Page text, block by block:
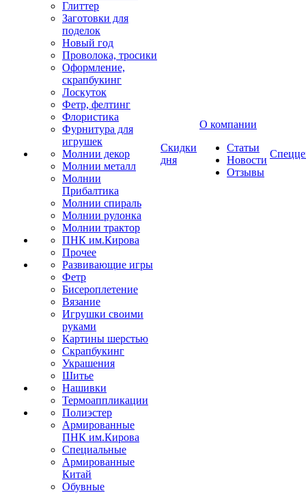
Глиттер
Заготовки для
поделок
Новый год
Проволока, тросики
Оформление,
скрапбукинг
Лоскуток
Фетр, фелтинг
Флористика
Фурнитура для
игрушек
Молнии декор
Молнии металл
Молнии
Прибалтика
Молнии спираль
Молнии рулонка
Молнии трактор
ПНК им.Кирова
Прочее
Развивающие игры
Фетр
Бисероплетение
Вязание
Игрушки своими
руками
Картины шерстью
Скрапбукинг
Украшения
Шитье
Нашивки
Термоаппликации
Полиэстер
Армированные
ПНК им.Кирова
Специальные
Армированные
Китай
Обувные
Скидки
дня
О компании
Статьи
Новости
Отзывы